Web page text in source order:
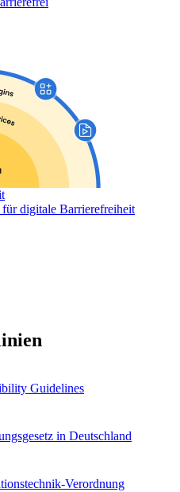
digitale Barrierefreiheit
Guidelines
in Deutschland
Verordnung